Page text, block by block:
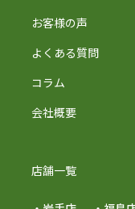
お客様の声
よくある質問
コラム
会社概要
店舗一覧